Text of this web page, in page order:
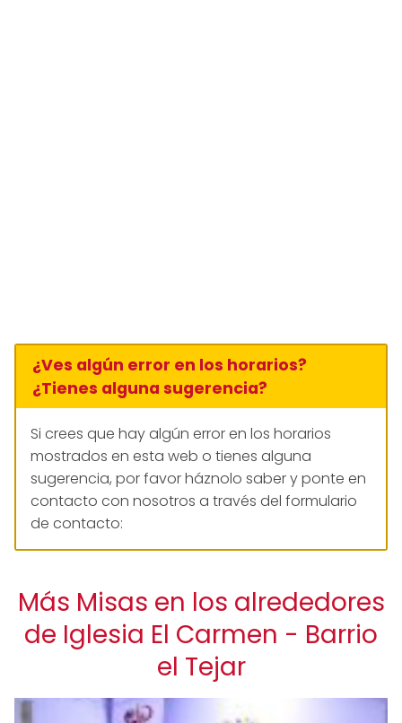
¿Ves algún error en los horarios?
¿Tienes alguna sugerencia?
Si crees que hay algún error en los horarios
mostrados en esta web o tienes alguna
sugerencia, por favor háznolo saber y ponte en
contacto con nosotros a través del formulario
de contacto:
Más Misas en los alrededores
de Iglesia El Carmen - Barrio
el Tejar